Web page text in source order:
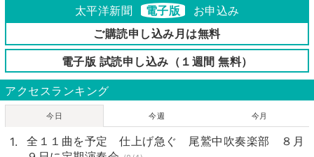
太平洋新聞 電子版
お申込み
ご購読申し込み月は無料
電子版 試読申し込み（１週間 無料）
アクセスランキング
今日 今週 今月
全１１曲を予定 仕上げ急ぐ 尾鷲中吹奏楽部 ８月